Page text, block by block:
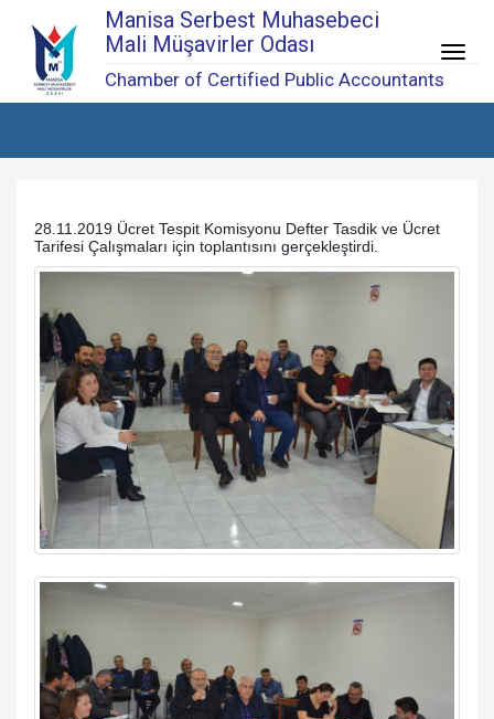
Menü
Manisa Serbest Muhasebeci
Mali Müşavirler Odası
Chamber of Certified Public Accountants
28.11.2019 Ücret Tespit Komisyonu Defter Tasdik ve Ücret
Tarifesi Çalışmaları için toplantısını gerçekleştirdi.